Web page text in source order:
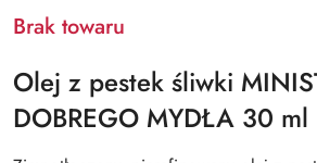
DOBREGO
MYDŁA
Brak towaru
Olej z pestek śliwki
DOBREGO MYDŁA 30 ml